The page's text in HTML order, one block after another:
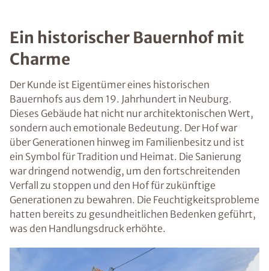
Ein historischer Bauernhof mit
Charme
Der Kunde ist Eigentümer eines historischen
Bauernhofs aus dem 19. Jahrhundert in Neuburg.
Dieses Gebäude hat nicht nur architektonischen Wert,
sondern auch emotionale Bedeutung. Der Hof war
über Generationen hinweg im Familienbesitz und ist
ein Symbol für Tradition und Heimat. Die Sanierung
war dringend notwendig, um den fortschreitenden
Verfall zu stoppen und den Hof für zukünftige
Generationen zu bewahren. Die Feuchtigkeitsprobleme
hatten bereits zu gesundheitlichen Bedenken geführt,
was den Handlungsdruck erhöhte.